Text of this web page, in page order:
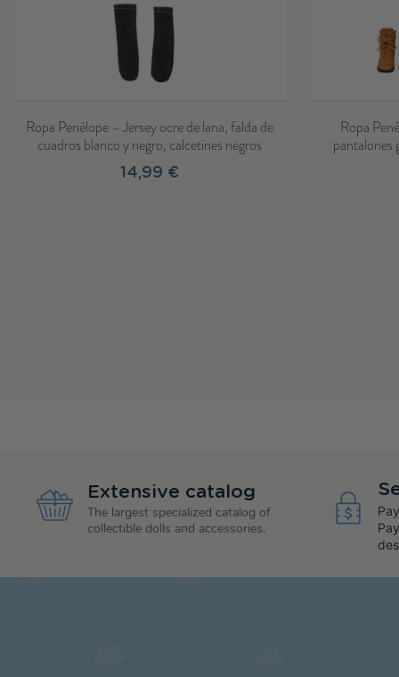
falda de
Ropa Penélope – Jersey de lana marrón,
pantalones granate, gorro de lana marrón y
Extensive catalog
The largest specialized catalog of
collectible dolls and accessories.